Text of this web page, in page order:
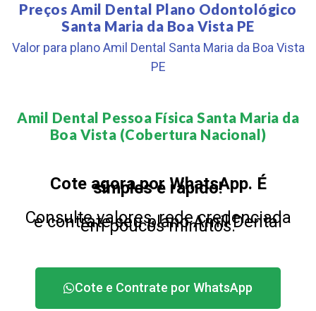
Preços Amil Dental Plano Odontológico
Santa Maria da Boa Vista PE
Valor para plano Amil Dental Santa Maria da Boa Vista
PE
Amil Dental Pessoa Física Santa Maria da
Boa Vista (Cobertura Nacional)​
Cote agora por WhatsApp. É
simples e rápido!
Consulte valores, rede credenciada
e contrate seu plano Amil Dental
em poucos minutos.
Cote e Contrate por WhatsApp